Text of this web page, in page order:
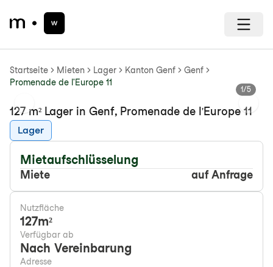
Startseite Mieten Lager Kanton Genf
Genf
Promenade de l'Europe 11
Previous slide Next
1/5
127 m² Lager in Genf, Promenade de l'Europe 11
Lager
Mietaufschlüsselung
Miete auf Anfrage
Nutzfläche
127m²
Verfügbar ab
Nach Vereinbarung
Adresse